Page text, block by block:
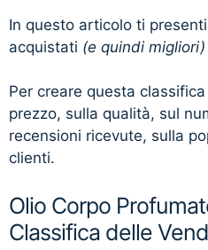
In questo articolo ti
acquistati (e quindi migliori)
Per creare questa
prezzo, sulla qualità, sul
recensioni ricevute, sulla
clienti.
Olio Corpo
Classifica delle